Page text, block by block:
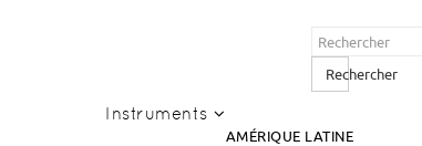
Rechercher
Instruments
AMÉRIQUE LATINE